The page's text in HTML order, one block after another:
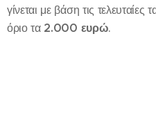
γίνεται με βάση τις
όριο τα 2.000 ευρώ.